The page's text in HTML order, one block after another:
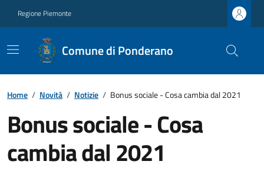
Regione Piemonte
Comune di Ponderano
Home / Novità / Notizie / Bonus sociale - Cosa cambia dal 2021
Bonus sociale - Cosa
cambia dal 2021